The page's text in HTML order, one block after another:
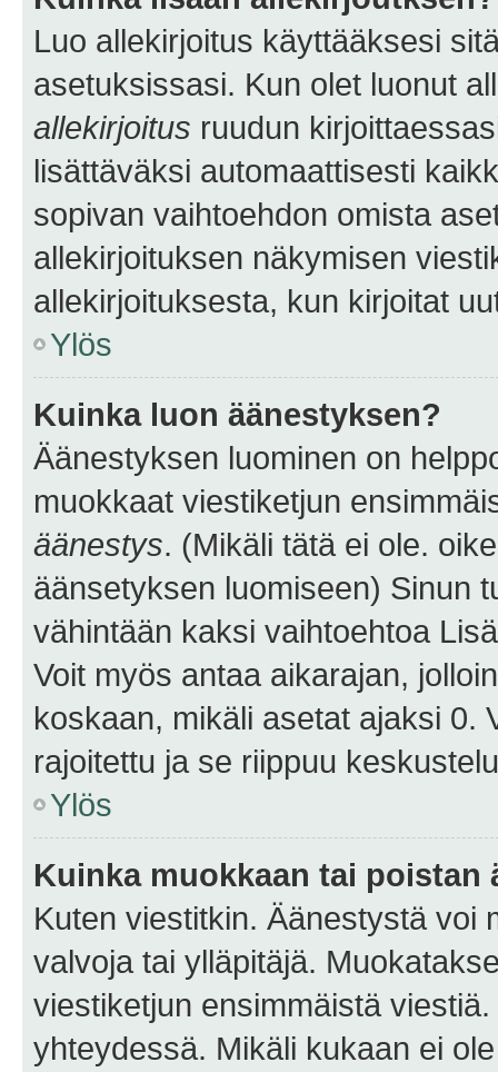
Luo allekirjoitus käyttääksesi
asetuksissasi. Kun olet luonut
allekirjoitus ruudun
lisättäväksi automaattisesti
sopivan vaihtoehdon omista
allekirjoituksen näkymisen
allekirjoituksesta, kun kirjoitat
Ylös
Kuinka luon äänestyksen?
Äänestyksen luominen on
muokkaat viestiketjun
äänestys. (Mikäli tätä ei ole.
äänsetyksen luomiseen) Sinun
vähintään kaksi vaihtoehtoa
Voit myös antaa aikarajan,
koskaan, mikäli asetat ajaksi 0.
rajoitettu ja se riippuu
Ylös
Kuinka muokkaan tai poistan
Kuten viestitkin. Äänestystä voi
valvoja tai ylläpitäjä.
viestiketjun ensimmäistä
yhteydessä. Mikäli kukaan ei